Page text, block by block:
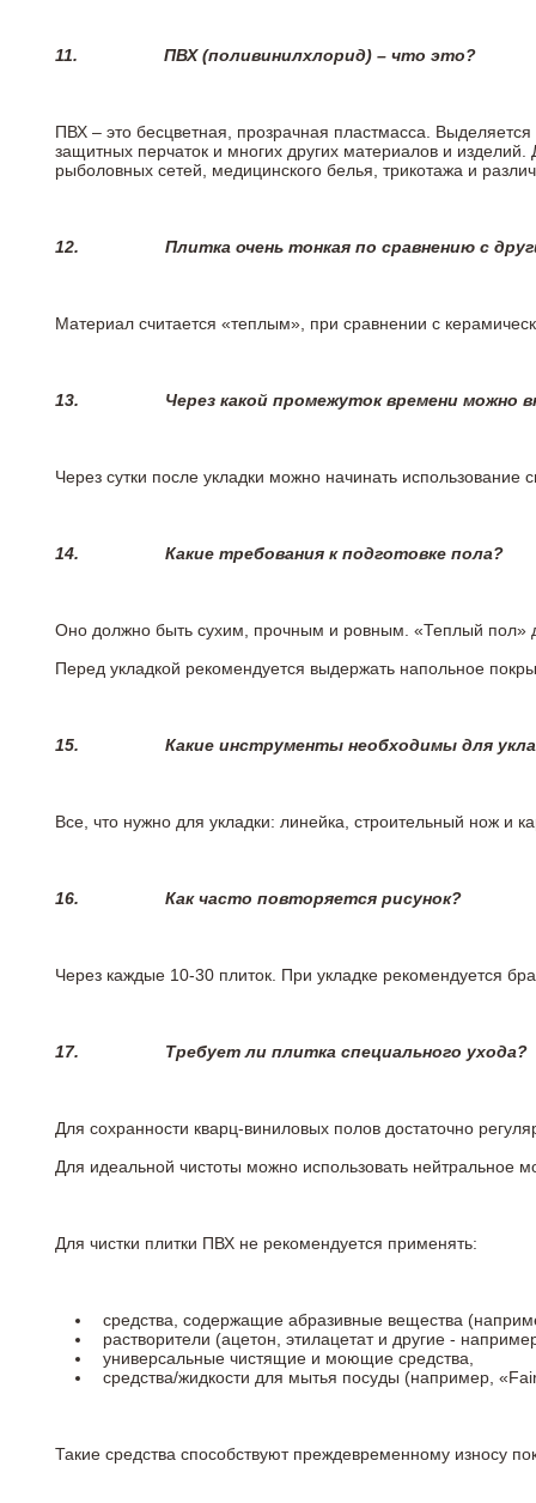
11. ПВХ (поливинилхлорид) – что это?
ПВХ – это бесцветная, прозрачная пластмасса.
защитных перчаток и многих других материалов и
рыболовных сетей, медицинского белья, трикотажа и
12. Плитка очень тонкая по сравнению с
Материал считается «теплым», при сравнении с
13. Через какой промежуток времени можно
Через сутки после укладки можно начинать
14. Какие требования к подготовке пола?
Оно должно быть сухим, прочным и ровным. «Теплый пол»
Перед укладкой рекомендуется выдержать напольное
15. Какие инструменты необходимы для
Все, что нужно для укладки: линейка, строительный нож и
16. Как часто повторяется рисунок?
Через каждые 10-30 плиток. При укладке рекомендуется
17. Требует ли плитка специального ухода?
Для сохранности кварц-виниловых полов достаточно
Для идеальной чистоты можно использовать
Для чистки плитки ПВХ не рекомендуется применять:
средства, содержащие абразивные вещества
растворители (ацетон, этилацетат и другие -
универсальные чистящие и моющие средства,
средства/жидкости для мытья посуды (например,
Такие средства способствуют преждевременному износу